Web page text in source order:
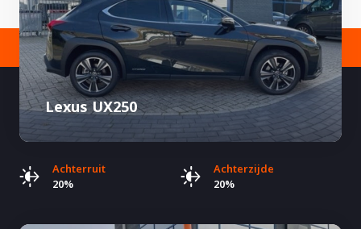
Lexus UX250
Achterruit
20%
Achterzijde
20%